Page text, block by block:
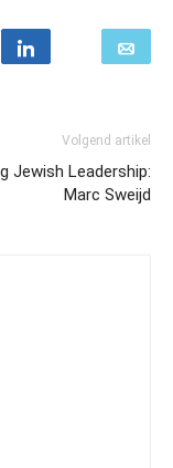
Volgend artikel
Jewish Leadership:
Marc Sweijd